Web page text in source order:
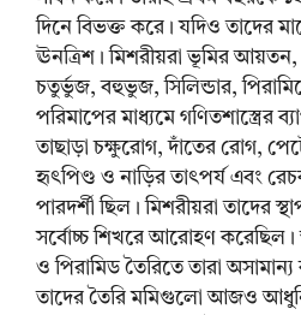
দিনে বিভক্ত করে। যদিও তাদের
ঊনত্রিশ। মিশরীয়রা ভূমির
চতুর্ভুজ, বহুভুজ, সিলিন্ডার,
পরিমাপের মাধ্যমে গণিতশাস্ত্রের
তাছাড়া চক্ষুরোগ, দাঁতের রোগ,
হৃৎপিণ্ড ও নাড়ির তাৎপর্য এবং
পারদর্শী ছিল। মিশরীয়রা তাদের
সর্বোচ্চ শিখরে আরোহণ করেছিল।
ও পিরামিড তৈরিতে তারা অসামান্য
তাদের তৈরি মমিগুলো আজও